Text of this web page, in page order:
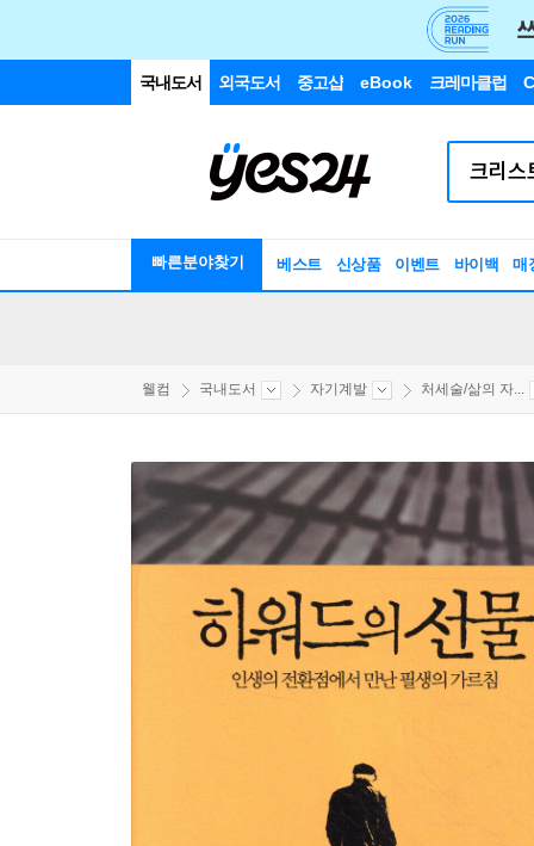
국내도서 외국도서 중고샵 eBook 크레마클럽
빠른분야찾기 베스트 신상품 이벤트 바이백 매
웰컴 국내도서 자기계발 처세술/삶의 자...